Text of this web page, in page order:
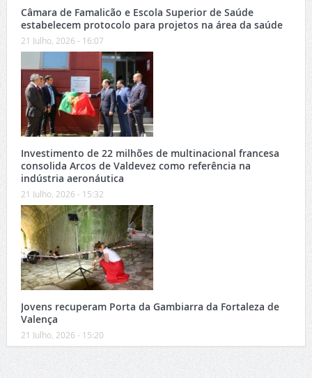
Câmara de Famalicão e Escola Superior de Saúde
estabelecem protocolo para projetos na área da saúde
21 Julho, 2026 - 16:07
Investimento de 22 milhões de multinacional francesa
consolida Arcos de Valdevez como referência na
indústria aeronáutica
21 Julho, 2026 - 15:32
Jovens recuperam Porta da Gambiarra da Fortaleza de
Valença
21 Julho, 2026 - 15:20